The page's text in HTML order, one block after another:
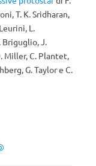
T. K. Sridharan,
L.
Briguglio, J.
Miller, C. Plantet,
G. Taylor e C.